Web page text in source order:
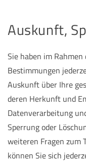
Auskunft,
Sie haben im
Bestimmungen
Auskunft über Ihre
deren Herkunft und
Datenverarbeitung
Sperrung oder
weiteren Fragen zum
können Sie sich